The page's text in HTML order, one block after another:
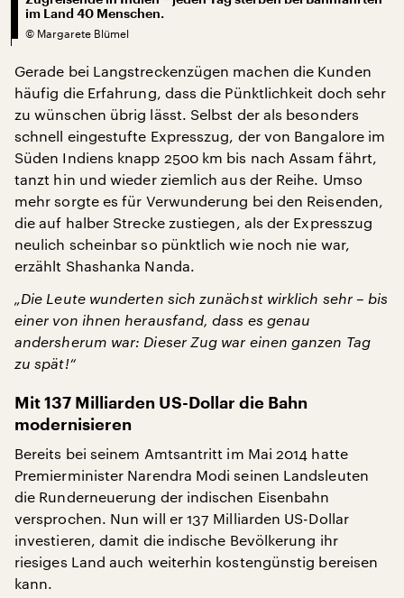
im Land 40 Menschen.
© Margarete Blümel
Gerade bei Langstreckenzügen machen die Kunden
häufig die Erfahrung, dass die Pünktlichkeit doch sehr
zu wünschen übrig lässt. Selbst der als besonders
schnell eingestufte Expresszug, der von Bangalore im
Süden Indiens knapp 2500 km bis nach Assam fährt,
tanzt hin und wieder ziemlich aus der Reihe. Umso
mehr sorgte es für Verwunderung bei den Reisenden,
die auf halber Strecke zustiegen, als der Expresszug
neulich scheinbar so pünktlich wie noch nie war,
erzählt Shashanka Nanda.
„Die Leute wunderten sich zunächst wirklich sehr – bis
einer von ihnen herausfand, dass es genau
andersherum war: Dieser Zug war einen ganzen Tag
zu spät!“
Mit 137 Milliarden US-Dollar die Bahn
modernisieren
Bereits bei seinem Amtsantritt im Mai 2014 hatte
Premierminister Narendra Modi seinen Landsleuten
die Runderneuerung der indischen Eisenbahn
versprochen. Nun will er 137 Milliarden US-Dollar
investieren, damit die indische Bevölkerung ihr
riesiges Land auch weiterhin kostengünstig bereisen
kann.